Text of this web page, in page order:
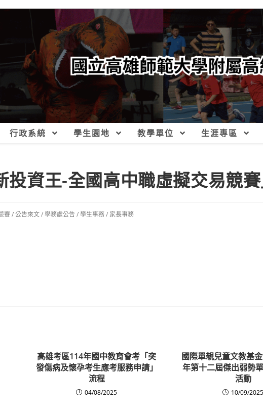
行政系統 學生園地 教學單位 生涯專區
投資王-全國高中職虛擬交易競賽
賽/公告來文/學務處公告/學生事務/ 家長事務
高雄考區114年國中教育會考「突
發傷病及懷孕考生應考服務申請」
流程
04/08/2025
國際單親兒童文教基
年第十二屆傑出弱勢
活動
10/09/2025